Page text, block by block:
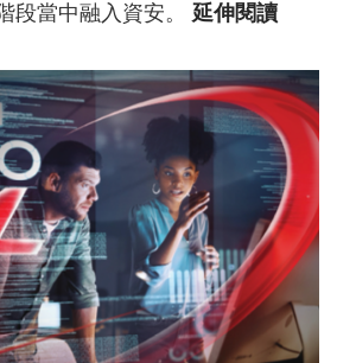
段當中融入資安。 延伸閱讀